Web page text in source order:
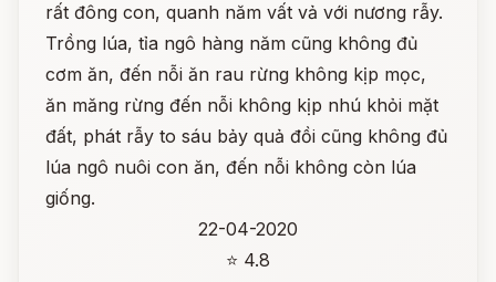
rất đông con, quanh năm vất vả với nương rẫy.
Trồng lúa, tỉa ngô hàng năm cũng không đủ
cơm ăn, đến nỗi ăn rau rừng không kịp mọc,
ăn măng rừng đến nỗi không kịp nhú khỏi mặt
đất, phát rẫy to sáu bảy quả đồi cũng không đủ
lúa ngô nuôi con ăn, đến nỗi không còn lúa
giống.
22-04-2020
⭐ 4.8